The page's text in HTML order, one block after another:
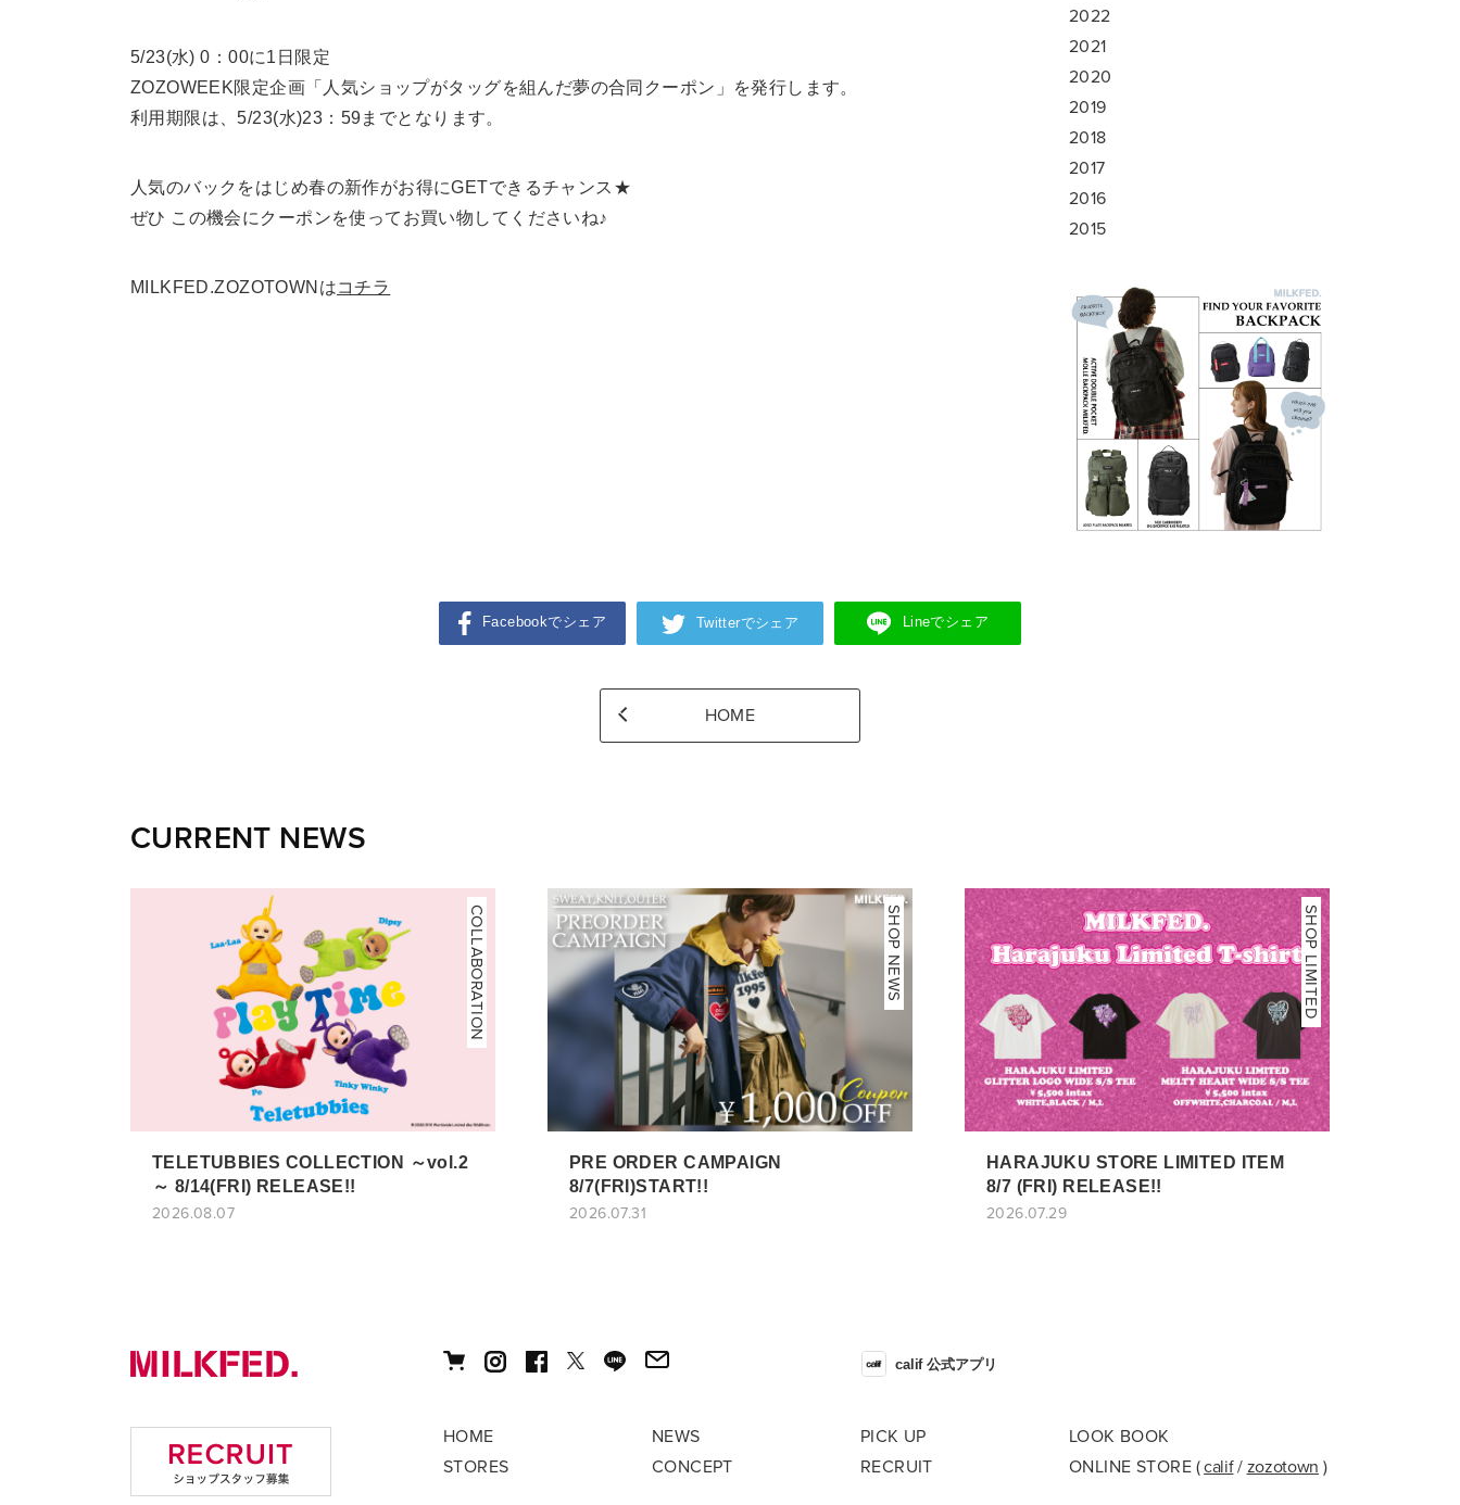
5/23(水) 0：00に1日限定
ZOZOWEEK限定企画「人気ショップがタッグを組んだ夢の合同クーポン」を発行します。
利用期限は、5/23(水)23：59までとなります。
人気のバックをはじめ春の新作がお得にGETできるチャンス★
ぜひ この機会にクーポンを使ってお買い物してくださいね♪
MILKFED.ZOZOTOWNはコチラ
2022
2021
2020
2019
2018
2017
2016
2015
Facebookでシェア Twitterでシェア Lineでシェア
HOME
CURRENT NEWS
COLLABORATION
TELETUBBIES COLLECTION ～vol.2
～ 8/14(FRI) RELEASE!!
2026.08.07
NEWS
SHOP NEWS
PRE ORDER CAMPAIGN
8/7(FRI)START!!
2026.07.31
SHOP LIMITED
HARAJUKU STORE LIMITED ITEM
8/7 (FRI) RELEASE!!
2026.07.29
HOME NEWS PICK UP
LOOK BOOK
STORES
CONCEPT RECRUIT ONLINE STORE (calif/ zozotown )
calif 公式アプリ